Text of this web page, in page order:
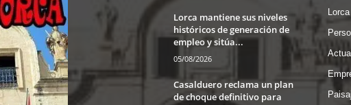
Lorca mantiene sus niveles
históricos de generación de
empleo y sitúa...
05/08/2026
Casalduero reclama un plan
de choque definitivo para
Lorca